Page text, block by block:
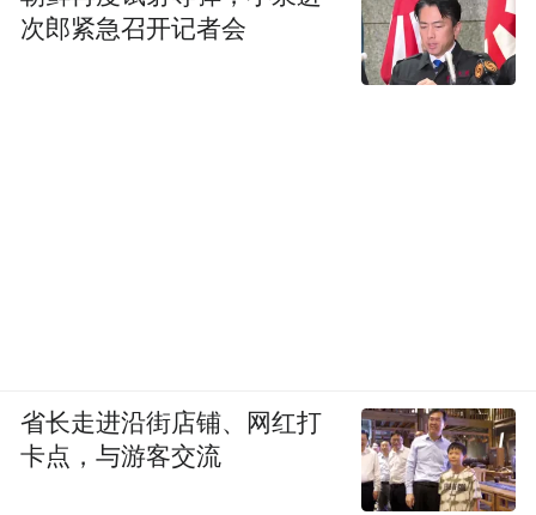
次郎紧急召开记者会
省长走进沿街店铺、网红打
卡点，与游客交流